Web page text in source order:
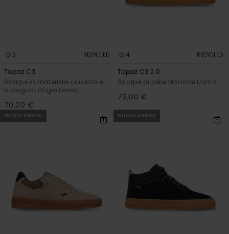
2 RECYCLED
Topaz C3
Scarpe in materiale riciclato e
biologico Grigio Uomo
70,00 €
4 RECYCLED
Topaz C3 2.0
Scarpe di pelle Marrone Uomo
79,00 €
NUOVI ARRIVI NUOVI ARRIVI